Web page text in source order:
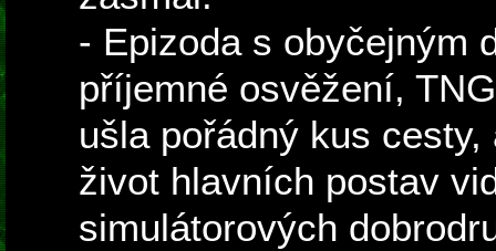
- Epizoda s obyčejným
příjemné osvěžení,
ušla pořádný kus
život hlavních postav
simulátorových